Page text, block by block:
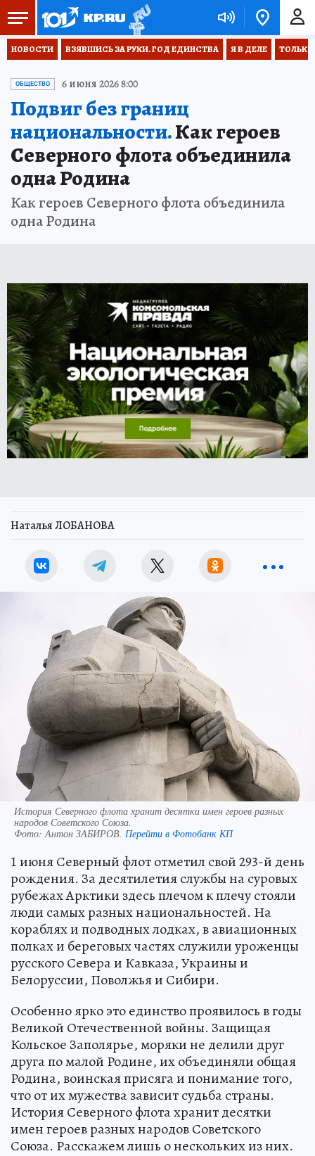
НОВОСТИ ВЗЯВШИСЬ ЗА РУКИ. ГОД ЕДИНСТВА Я В ДЕЛЕ ТОЛЬКО
ОБЩЕСТВО 6 июня 2026 8:00
Подвиг без границ
национальности.Как героев
Северного флота объединила
одна Родина
Как героев Северного флота объединила
одна Родина
Наталья ЛОБАНОВА
История Северного флота хранит десятки имен героев разных
народов Советского Союза.
Фото: Антон ЗАБИРОВ. Перейти в Фотобанк КП
1 июня Северный флот отметил свой 293-й день
рождения. За десятилетия службы на суровых
рубежах Арктики здесь плечом к плечу стояли
люди самых разных национальностей. На
кораблях и подводных лодках, в авиационных
полках и береговых частях служили уроженцы
русского Севера и Кавказа, Украины и
Белоруссии, Поволжья и Сибири.
Особенно ярко это единство проявилось в годы
Великой Отечественной войны. Защищая
Кольское Заполярье, моряки не делили друг
друга по малой Родине, их объединяли общая
Родина, воинская присяга и понимание того,
что от их мужества зависит судьба страны.
История Северного флота хранит десятки
имен героев разных народов Советского
Союза. Расскажем лишь о нескольких из них.